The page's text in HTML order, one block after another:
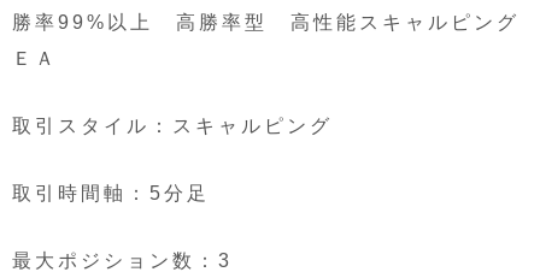
勝率99%以上 高勝率型 高性能スキャルピング
ＥＡ
取引スタイル：スキャルピング
取引時間軸：5分足
最大ポジション数：3